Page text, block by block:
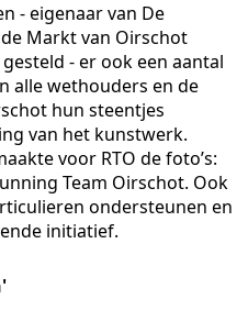
- eigenaar van De
Markt van Oirschot
- er ook een aantal
alle wethouders en de
hun steentjes
van het kunstwerk.
voor RTO de foto’s:
Team Oirschot. Ook
ondersteunen en
initiatief.